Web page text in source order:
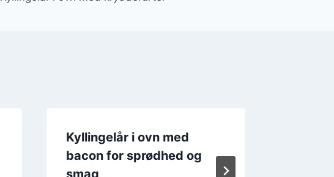
Kyllingelår i ovn med
bacon for sprødhed og
smag